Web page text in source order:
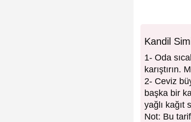
Kandil
1- Oda
karıştırın.
2- Ceviz
başka bir
yağlı kağıt
Not: Bu